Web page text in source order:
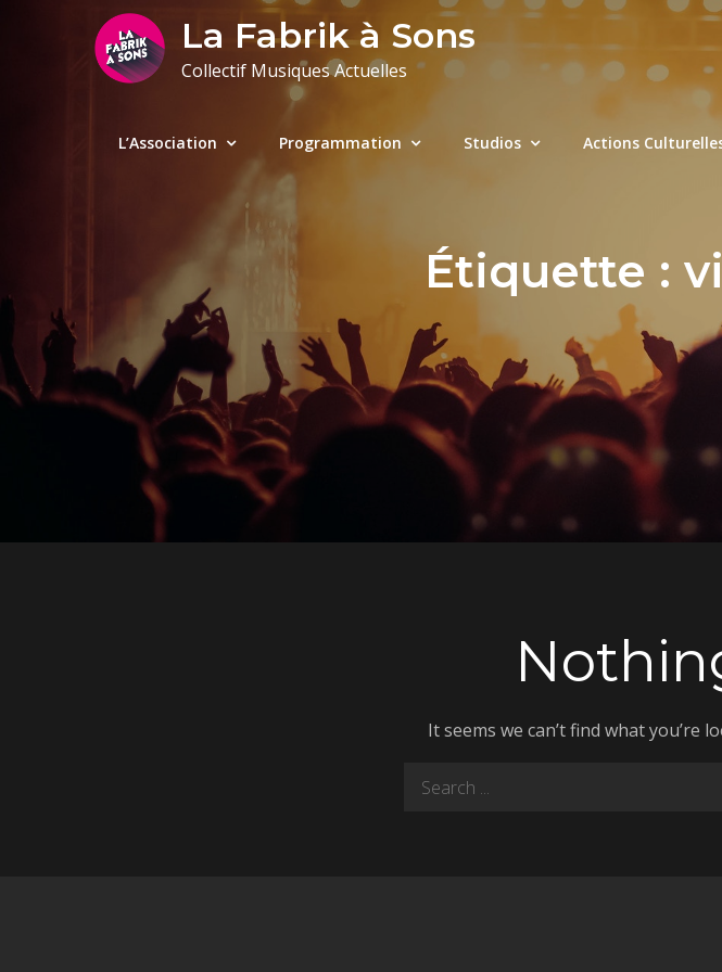
La Fabrik à Sons
Collectif Musiques Actuelles
L’Association Programmation Studios Actions
Étiquette :
It seems we can’t find what you’re
Search